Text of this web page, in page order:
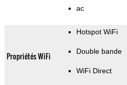
ac
Propriétés WiFi
Hotspot WiFi
Double bande
WiFi Direct